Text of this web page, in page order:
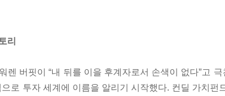
리
렌 버핏이 “내 뒤를 이을 후계자로서 손색이 없다”고
으로 투자 세계에 이름을 알리기 시작했다. 컨딜 가치